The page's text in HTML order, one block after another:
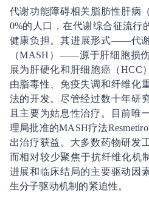
代谢功能障碍相关脂肪性肝病
0%的人口，在代谢综合征流行
健康负担。其进展形式——代
（MASH）——源于肝细胞损
展为肝硬化和肝细胞癌（HCC
由脂毒性、免疫失调和纤维化
法的开发。尽管经过数十年研
且主要为姑息性治疗。目前唯
理局批准的MASH疗法
出治疗获益。大多数药物研发
而相对较少聚焦于抗纤维化机
进展和临床结局的主要驱动因
生分子驱动机制的紧迫性。